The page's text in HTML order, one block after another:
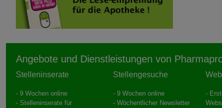
Angebote und Dienstleistungen von
Stelleninserate
- 9 Wochen online
- Stelleninserate für
Stellengesuche
- 9 Wochen online
- Wöchentlicher Newsletter
-